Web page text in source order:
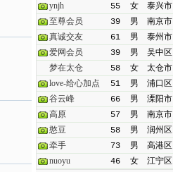
ynjh
55 女
泰兴市
至尊会员
39 男
南京市
真诚交友
61 男
泰州市
爱网会员
39 男
吴中区
梦在太仓
58 女
太仓市
love-给心加点
51 男
浦口区
谷云峰
66 男
溧阳市
高原
57 男
南京市
憨豆
58 男
润州区
牵手
73 男
高港区
nuoyu
46 女 江宁区